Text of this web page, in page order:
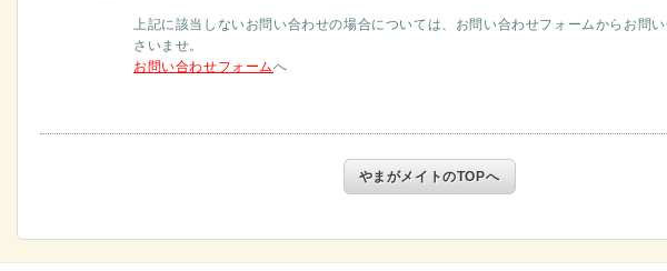
上記に該当しないお問い合わせの場合については、お問い合わせフォームからお問
さいませ。
お問い合わせフォームへ
やまがメイトのTOPへ